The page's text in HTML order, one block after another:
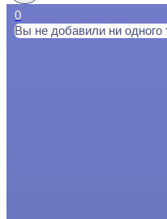
0
Вы не добавили ни одного